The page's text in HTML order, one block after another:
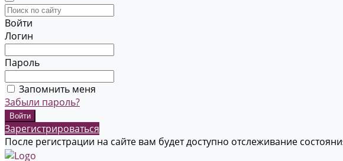
Войти
Логин
Пароль
Запомнить меня
Забыли пароль?
Зарегистрироваться
После регистрации на сайте вам будет доступно отслеживание